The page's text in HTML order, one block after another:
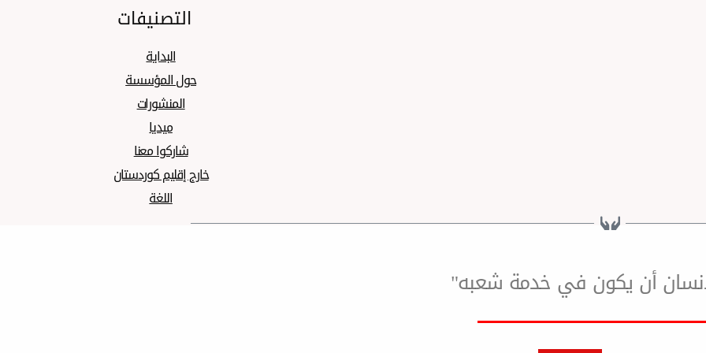
التصنيفات
البدایة
حول المؤسسة
المنشورات
میدیا
شارکوا معنا
خارج إقليم كوردستان
اللغة
أن يكون في خدمة شعبه"